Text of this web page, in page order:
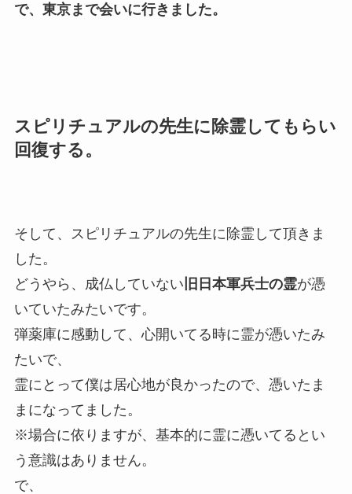
で、東京まで会いに行きました。
スピリチュアルの先生に除霊してもらい
回復する。
そして、スピリチュアルの先生に除霊して頂きま
した。
どうやら、成仏していない 旧日本軍兵士の霊が憑
いていたみたいです。
弾薬庫に感動して、心開いてる時に霊が憑いたみ
たいで、
霊にとって僕は居心地が良かったので、憑いたま
まになってました。
※場合に依りますが、基本的に霊に憑いてるとい
う意識はありません。
で、